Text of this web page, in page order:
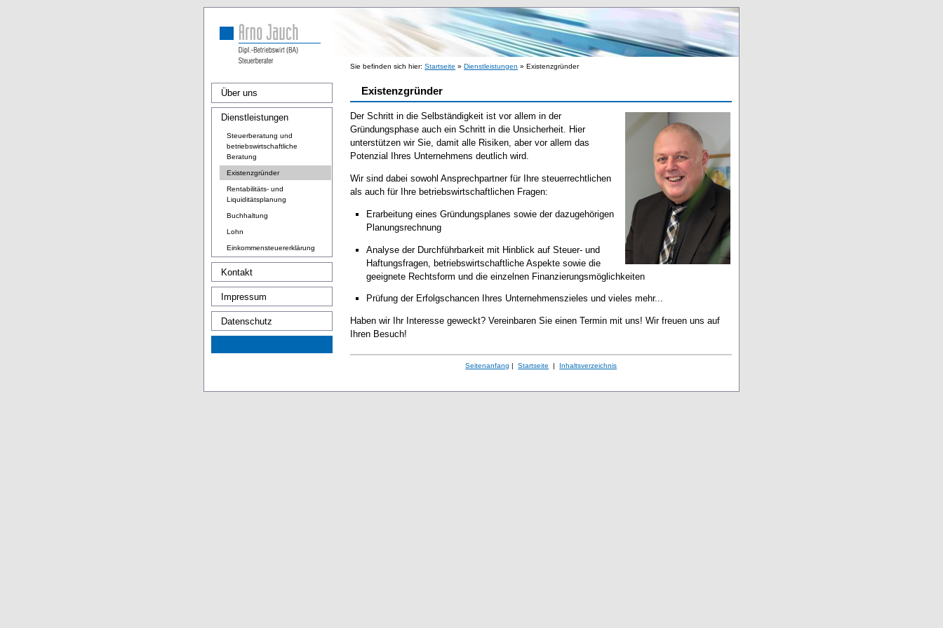
Sie befinden sich hier:Startseite »Dienstleistungen » Existenzgründer
Über uns
Dienstleistungen
Steuerberatung und
betriebswirtschaftliche
Beratung
Existenzgründer
Rentabilitäts- und
Liquiditätsplanung
Buchhaltung
Lohn
Einkommensteuererklärung
Kontakt
Impressum
Datenschutz
Existenzgründer
Der Schritt in die Selbständigkeit ist vor allem in der
Gründungsphase auch ein Schritt in die Unsicherheit. Hier
unterstützen wir Sie, damit alle Risiken, aber vor allem das
Potenzial Ihres Unternehmens deutlich wird.
Wir sind dabei sowohl Ansprechpartner für Ihre steuerrechtlichen
als auch für Ihre betriebswirtschaftlichen Fragen:
Erarbeitung eines Gründungsplanes sowie der dazugehörigen
Planungsrechnung
Analyse der Durchführbarkeit mit Hinblick auf Steuer- und
Haftungsfragen, betriebswirtschaftliche Aspekte sowie die
geeignete Rechtsform und die einzelnen Finanzierungsmöglichkeiten
Prüfung der Erfolgschancen Ihres Unternehmenszieles und vieles mehr...
Haben wir Ihr Interesse geweckt? Vereinbaren Sie einen Termin mit uns! Wir freuen uns auf
Ihren Besuch!
Seitenanfang |Startseite | Inhaltsverzeichnis